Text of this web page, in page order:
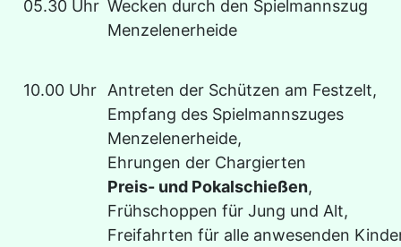
05.30 Uhr Wecken durch den Spielmannszug
Menzelenerheide
10.00 Uhr
Antreten der Schützen am Festzelt,
Empfang des Spielmannszuges
Menzelenerheide,
Ehrungen der Chargierten
Preis- und Pokalschießen,
Frühschoppen für Jung und Alt,
Freifahrten für alle anwesenden